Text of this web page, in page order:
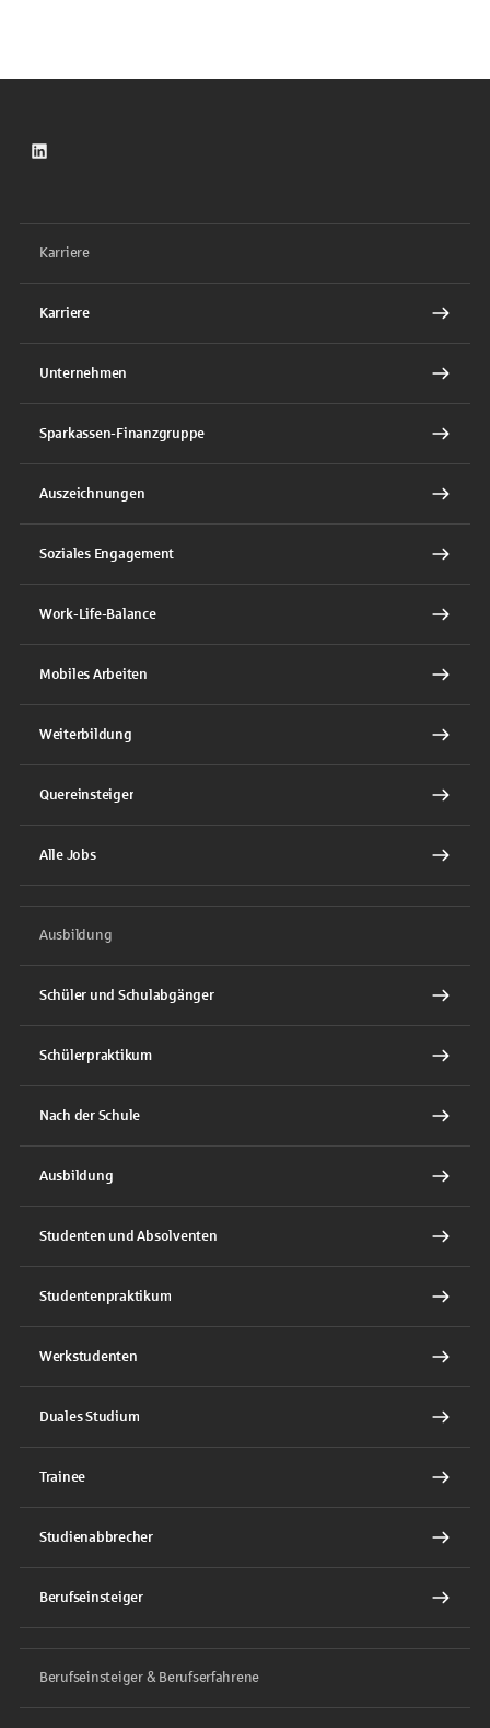
LinkedIn
Karriere
Karriere
Unternehmen
Sparkassen-Finanzgruppe
Auszeichnungen
Soziales Engagement
Work-Life-Balance
Mobiles Arbeiten
Weiterbildung
Quereinsteiger
Alle Jobs
Ausbildung
Schüler und Schulabgänger
Schülerpraktikum
Nach der Schule
Ausbildung
Studenten und Absolventen
Studentenpraktikum
Werkstudenten
Duales Studium
Trainee
Studienabbrecher
Berufseinsteiger
Berufseinsteiger & Berufserfahrene